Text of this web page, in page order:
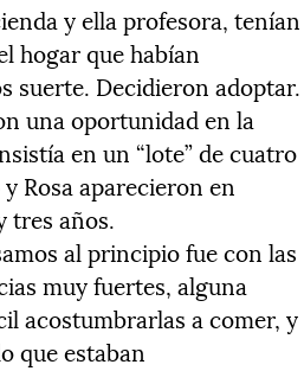
y ella profesora, tenían
hogar que habían
suerte. Decidieron adoptar.
una oportunidad en la
en un “lote” de cuatro
Rosa aparecieron en
tres años.
al principio fue con las
muy fuertes, alguna
acostumbrarlas a comer, y
que estaban